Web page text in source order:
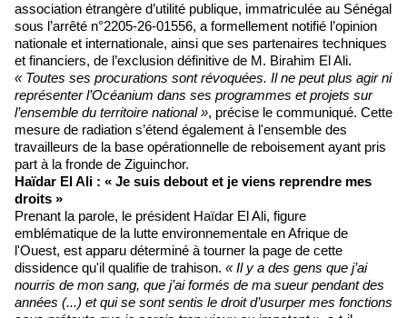
association étrangère d’utilité publique, immatriculée au Sénégal
sous l’arrêté n°2205-26-01556, a formellement notifié l’opinion
nationale et internationale, ainsi que ses partenaires techniques
et financiers, de l’exclusion définitive de M. Birahim El Ali.
« Toutes ses procurations sont révoquées. Il ne peut plus agir ni
représenter l’Océanium dans ses programmes et projets sur
l’ensemble du territoire national », précise le communiqué. Cette
mesure de radiation s’étend également à l'ensemble des
travailleurs de la base opérationnelle de reboisement ayant pris
part à la fronde de Ziguinchor.
Haïdar El Ali : « Je suis debout et je viens reprendre mes
droits »
Prenant la parole, le président Haïdar El Ali, figure
emblématique de la lutte environnementale en Afrique de
l'Ouest, est apparu déterminé à tourner la page de cette
dissidence qu'il qualifie de trahison. « Il y a des gens que j’ai
nourris de mon sang, que j’ai formés de ma sueur pendant des
années (...) et qui se sont sentis le droit d’usurper mes fonctions